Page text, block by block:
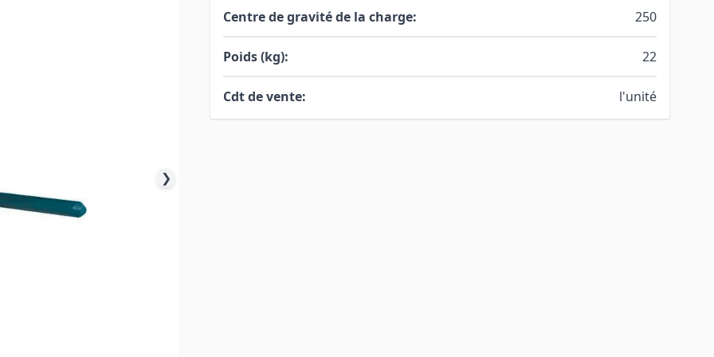
Centre de gravité de la charge: 250
Poids (kg): 22
Cdt de vente: l'unité
❯